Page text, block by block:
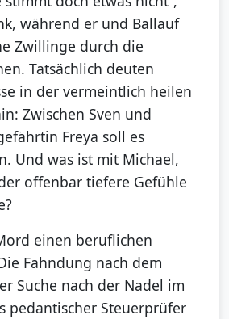
während er und Ballauf
Zwillinge durch die
Tatsächlich deuten
in der vermeintlich heilen
Zwischen Sven und
Freya soll es
Und was ist mit Michael,
offenbar tiefere Gefühle
einen beruflichen
Fahndung nach dem
Suche nach der Nadel im
pedantischer Steuerprüfer